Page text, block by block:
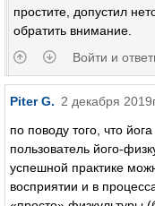
простите, допустил
обратить внимание.
Войти и
Piter G. 2 декабря
по поводу того, что
пользователь його-
успешной практике
восприятии и в